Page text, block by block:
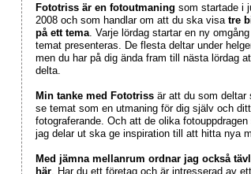
Fototriss är en fotoutmaning som startade i
2008 och som handlar om att du ska visa tre
på ett tema . Varje lördag startar en ny
temat presenteras. De flesta deltar under
men du har på dig ända fram till nästa lördag
delta.
Min tanke med Fototriss är att du som deltar
se temat som en utmaning för dig själv och ditt
fotograferande. Och att de olika fotouppdragen
jag delar ut ska ge inspiration till att hitta nya
Med jämna mellanrum ordnar jag också
här . Har du ett företag och är intresserad av ett